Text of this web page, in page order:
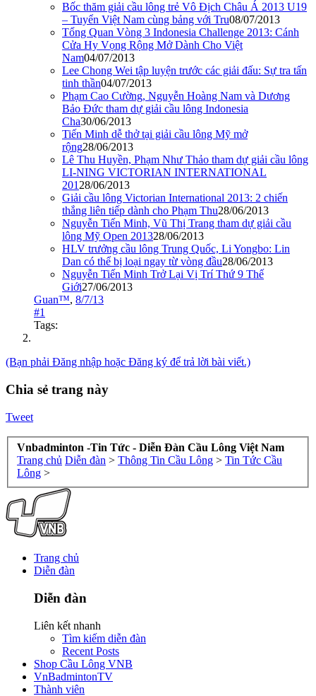
Bốc thăm giải cầu lông trẻ Vô Địch Châu Á 2013 U19
– Tuyển Việt Nam cùng bảng với Tru08/07/2013
Tổng Quan Vòng 3 Indonesia Challenge 2013: Cánh
Cửa Hy Vọng Rộng Mở Dành Cho Việt
Nam04/07/2013
Lee Chong Wei tập luyện trước các giải đấu: Sự tra tấn
tinh thần04/07/2013
Phạm Cao Cường, Nguyễn Hoàng Nam và Dương
Bảo Đức tham dự giải cầu lông Indonesia
Cha30/06/2013
Tiến Minh dễ thở tại giải cầu lông Mỹ mở
rộng28/06/2013
Lê Thu Huyền, Phạm Như Thảo tham dự giải cầu lông
LI-NING VICTORIAN INTERNATIONAL
201 28/06/2013
Giải cầu lông Victorian International 2013: 2 chiến
thắng liên tiếp dành cho Phạm Thu28/06/2013
Nguyễn Tiến Minh, Vũ Thị Trang tham dự giải cầu
lông Mỹ Open 201328/06/2013
HLV trưởng cầu lông Trung Quốc, Li Yongbo: Lin
Dan có thể bị loại ngay từ vòng đầu28/06/2013
Nguyễn Tiến Minh Trở Lại Vị Trí Thứ 9 Thế
Giới27/06/2013
Guan™, 8/7/13
#1
Tags:
(Bạn phải Đăng nhập hoặc Đăng ký để trả lời bài viết.)
Chia sẻ trang này
Tweet
Vnbadminton -Tin Tức - Diễn Đàn Cầu Lông Việt Nam
Trang chủ Diễn đàn > Thông Tin Cầu Lông > Tin Tức Cầu
Lông >
Trang chủ
Diễn đàn
Diễn đàn
Liên kết nhanh
Tìm kiếm diễn đàn
Recent Posts
Shop Cầu Lông VNB
VnBadmintonTV
Thành viên